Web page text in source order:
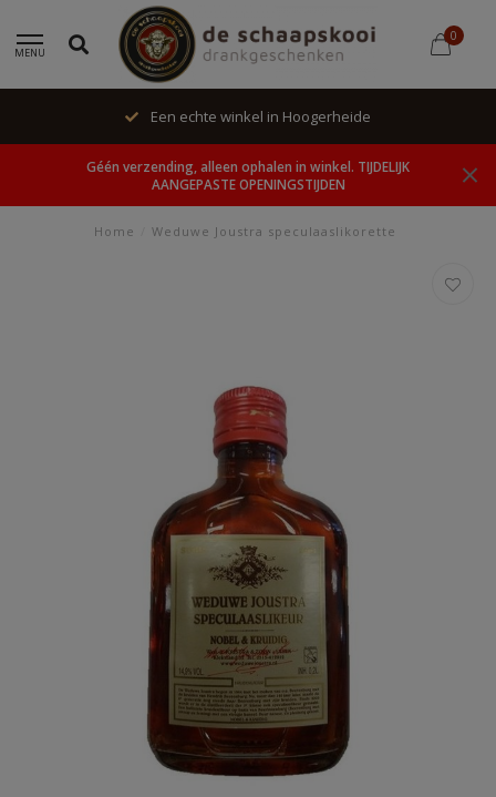
MENU
0
Een echte winkel in Hoogerheide
Géén verzending, alleen ophalen in winkel. TIJDELIJK
AANGEPASTE OPENINGSTIJDEN
Home Weduwe Joustra speculaaslikorette